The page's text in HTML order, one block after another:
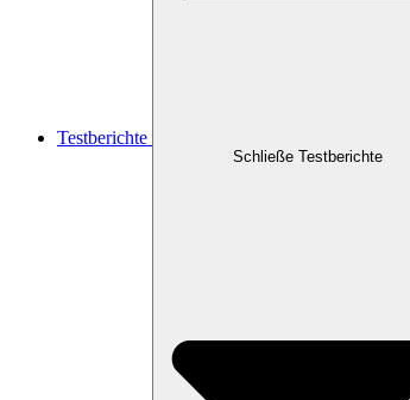
Testberichte
Schließe Testberichte